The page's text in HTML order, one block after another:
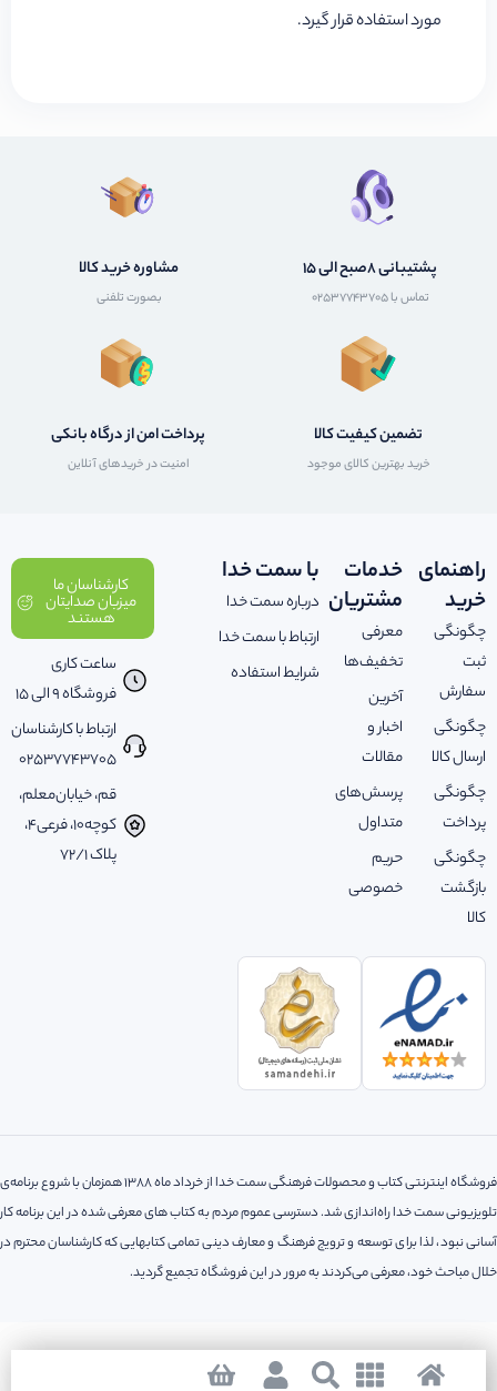
مورد استفاده قرار گیرد.
پشتیبانی 8صبح الی 15
تماس با 02537743705
مشاوره خرید کالا
بصورت تلفنی
تضمین کیفیت کالا
خرید بهترین کالای موجود
پرداخت امن از درگاه بانکی
امنیت در خریدهای آنلاین
راهنمای
خرید
چگونگی
ثبت
سفارش
چگونگی
ارسال کالا
چگونگی
پرداخت
چگونگی
بازگشت
کالا
خدمات
مشتریان
معرفی
تخفیف‌ها
آخرین
اخبار و
مقالات
پرسش‌های
متداول
حریم
خصوصی
با سمت خدا
درباره سمت خدا
ارتباط با سمت خدا
شرایط استفاده
کارشناسان ما
میزبان صدایتان
هستند
ساعت کاری
فروشگاه 9 الی 15
ارتباط با کارشناسان
02537743705
قم، خیابان‌معلم،
کوچه‌10، فرعی‌4،
پلاک ‌72/1
فروشگاه اینترنتی کتاب و محصولات فرهنگی سمت خدا از خرداد ماه 1388 همزمان با شروع برنامه‌ی
تلویزیونی سمت خدا راه‌اندازی شد. دسترسی عموم مردم به کتاب های معرفی شده در این برنامه کار
آسانی نبود، لذا‌ برای توسعه و ترویج فرهنگ و معارف دینی تمامی کتابهایی که کارشناسان محترم در
خلال مباحث خود، معرفی می‌کردند به مرور در این فروشگاه تجمیع گردید.
کلیه حقوق مادی و معنوی این سایت متعلق به فروشگاه اینترنتی سمت خدا می باشد.